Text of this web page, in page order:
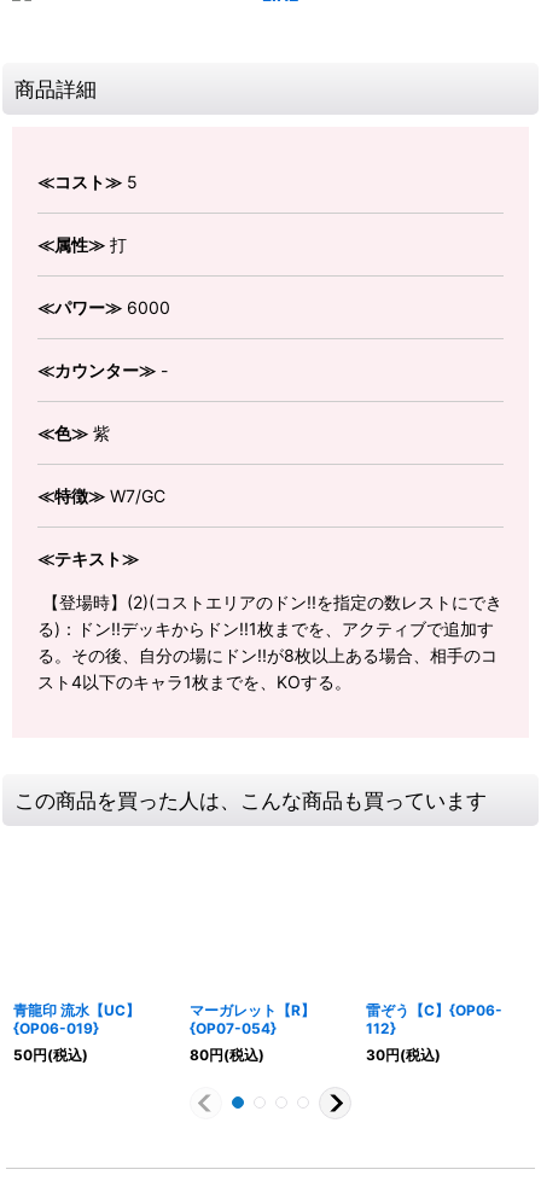
商品詳細
≪コスト≫ 5
≪属性≫ 打
≪パワー≫ 6000
≪カウンター≫ -
≪色≫ 紫
≪特徴≫ W7/GC
≪テキスト≫
【登場時】(2)(コストエリアのドン!!を指定の数レストにでき
る)：ドン!!デッキからドン!!1枚までを、アクティブで追加す
る。その後、自分の場にドン!!が8枚以上ある場合、相手のコ
スト4以下のキャラ1枚までを、KOする。
この商品を買った人は、こんな商品も買っています
青龍印 流水【UC】
{OP06-019}
50円(税込)
マーガレット【R】
{OP07-054}
80円(税込)
雷ぞう【C】{OP06-
112}
30円(税込)